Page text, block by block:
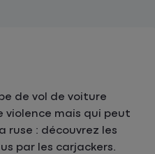
de vol de voiture
violence mais qui peut
ruse : découvrez les
par les carjackers.